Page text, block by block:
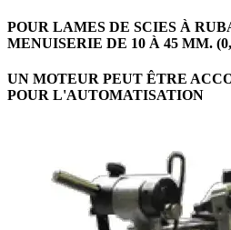
POUR LAMES DE SCIES À
MENUISERIE DE 10 À 45 MM.
UN MOTEUR PEUT ÊTRE
POUR L'AUTOMATISATION